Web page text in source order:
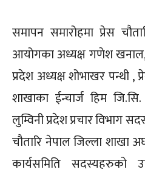
समापन समारोहमा प्रेस
आयोगका अध्यक्ष गणेश खनाल,
प्रदेश अध्यक्ष शोभाखर पन्थी ,
शाखाका ईन्चार्ज हिम
लुम्विनी प्रदेश प्रचार विभाग
चौतारि नेपाल जिल्ला शाखा
कार्यसमिति सदस्यहरुको